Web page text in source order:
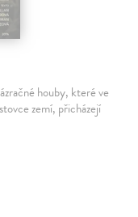
houby, které ve
zemí, přicházejí